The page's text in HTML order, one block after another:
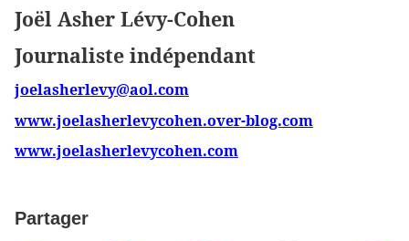
Joël Asher Lévy-Cohen
Journaliste indépendant
joelasherlevy@aol.com
www.joelasherlevycohen.over-blog.com
www.joelasherlevycohen.com
Partager